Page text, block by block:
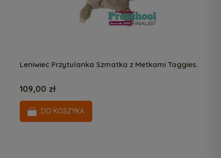
Leniwiec Przytulanka Szmatka z Metkami Taggies.
109,00 zł
DO KOSZYKA